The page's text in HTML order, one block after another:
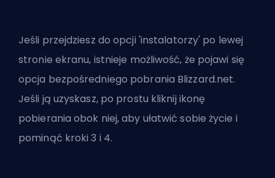
Jeśli przejdziesz do opcji 'instalatorzy' po lewej
stronie ekranu, istnieje możliwość, że pojawi się
opcja bezpośredniego pobrania Blizzard.net.
Jeśli ją uzyskasz, po prostu kliknij ikonę
pobierania obok niej, aby ułatwić sobie życie i
pominąć kroki 3 i 4.